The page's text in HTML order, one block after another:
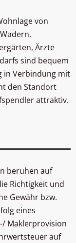
von
Ärzte
sind bequem
in Verbindung mit
den Standort
attraktiv.
beruhen auf
Richtigkeit und
Gewähr bzw.
eines
Maklerprovision
auf